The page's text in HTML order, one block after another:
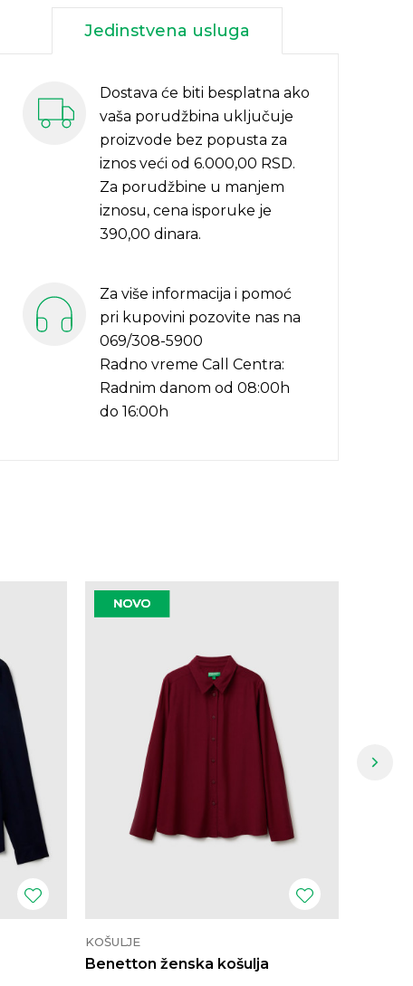
Jedinstvena usluga
Dostava će biti besplatna ako
vaša porudžbina uključuje
proizvode bez popusta za
iznos veći od 6.000,00 RSD.
Za porudžbine u manjem
iznosu, cena isporuke je
390,00 dinara.
Za više informacija i pomoć
pri kupovini pozovite nas na
069/308-5900
Radno vreme Call Centra:
Radnim danom od 08:00h
do 16:00h
KOŠULJE
Benetton ženska košulja